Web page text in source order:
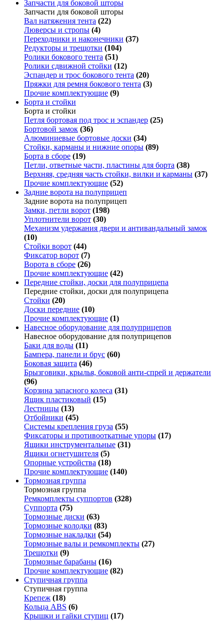
Запчасти для боковой шторы
Запчасти для боковой шторы
Вал натяжения тента (22)
Люверсы и стропы (4)
Переходники и наконечники (37)
Редукторы и трещотки (104)
Ролики бокового тента (51)
Ролики сдвижной стойки (12)
Эспандер и трос бокового тента (20)
Пряжки для ремня бокового тента (3)
Прочие комплектующие (9)
Борта и стойки
Борта и стойки
Петля бортовая под трос и эспандер (25)
Бортовой замок (36)
Алюминиевые бортовые доски (34)
Стойки, карманы и нижние опоры (89)
Борта в сборе (19)
Петли, ответные части, пластины для борта (38)
Верхняя, средняя часть стойки, вилки и карманы (37)
Прочие комплектующие (52)
Задние ворота на полуприцеп
Задние ворота на полуприцеп
Замки, петли ворот (198)
Уплотнители ворот (30)
Механизм удержания двери и антивандальный замок
(10)
Стойки ворот (44)
Фиксатор ворот (7)
Ворота в сборе (26)
Прочие комплектующие (42)
Передние стойки, доски для полуприцепа
Передние стойки, доски для полуприцепа
Стойки (20)
Доски передние (10)
Прочие комплектующие (1)
Навесное оборудование для полуприцепов
Навесное оборудование для полуприцепов
Баки для воды (11)
Бампера, панели и брус (60)
Боковая защита (46)
Брызговики, крылья, боковой анти-спрей и держатели
(96)
Корзина запасного колеса (31)
Ящик пластиковый (15)
Лестницы (13)
Отбойники (45)
Системы крепления груза (55)
Фиксаторы и противооткатные упоры (17)
Ящики инструментальные (31)
Ящики огнетушителя (5)
Опорные устройства (18)
Прочие комплектующие (140)
Тормозная группа
Тормозная группа
Ремкомплекты суппортов (328)
Суппорта (75)
Тормозные диски (63)
Тормозные колодки (83)
Тормозные накладки (54)
Тормозные валы и ремкомплекты (27)
Трещотки (9)
Тормозные барабаны (16)
Прочие комплектующие (82)
Ступичная группа
Ступичная группа
Крепеж (18)
Кольца ABS (6)
Крышки и гайки ступиц (17)